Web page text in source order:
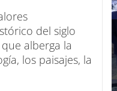
del siglo
alberga la
los paisajes, la